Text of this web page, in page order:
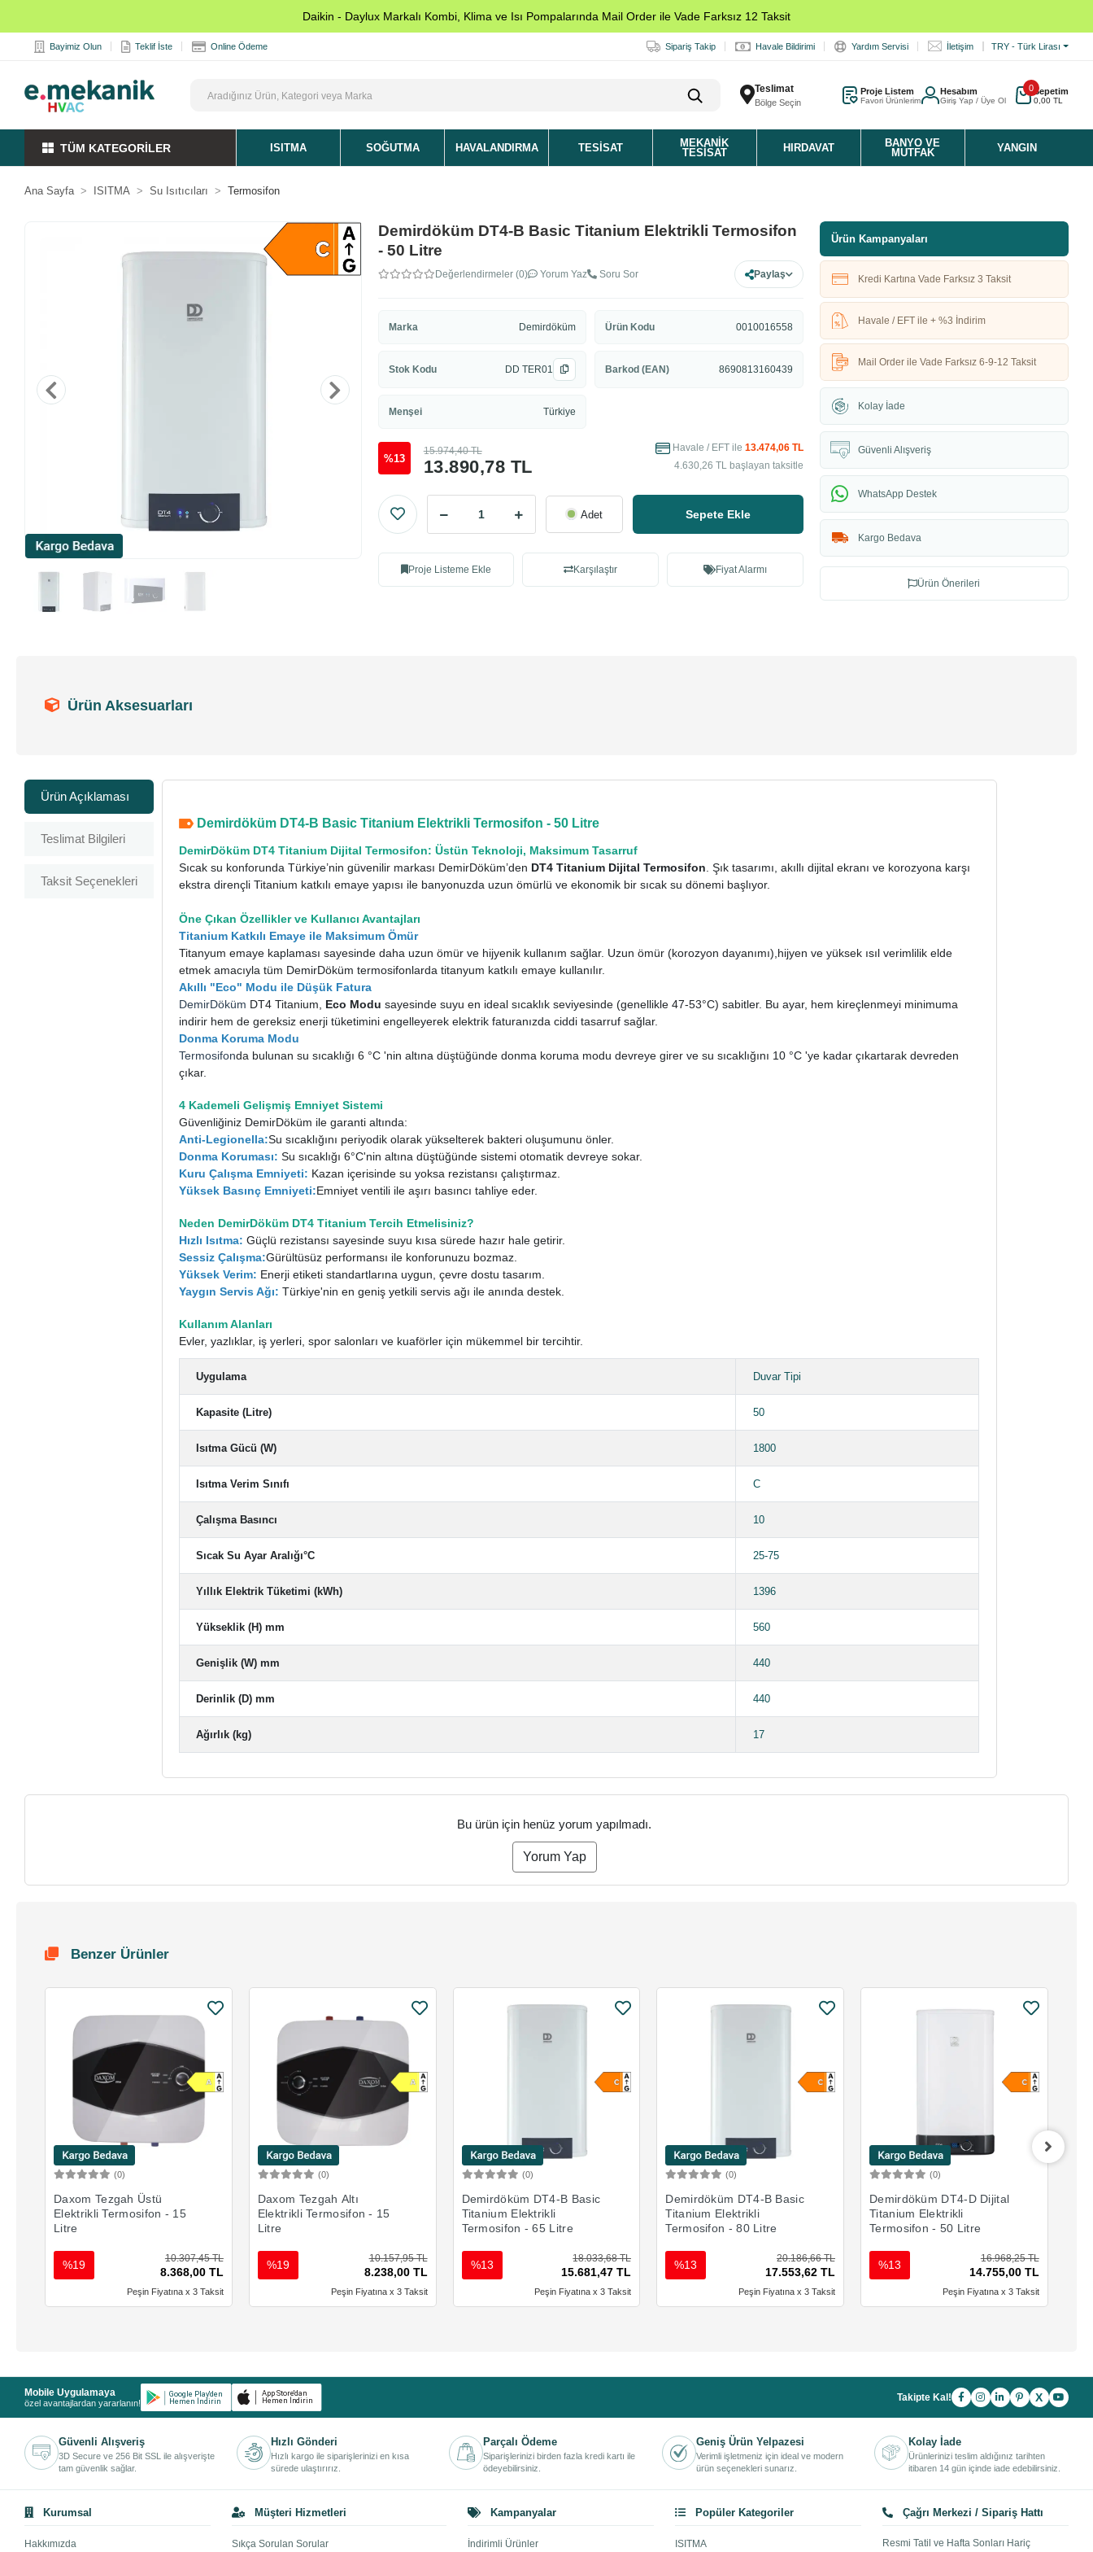
Daikin - Daylux Markalı Kombi, Klima ve Isı Pompalarında Mail Order ile Vade Farksız 12 Taksit
Bayimiz Olun Teklif İste Online Ödeme Sipariş Takip Havale Bildirimi Yardım Servisi İletişim TRY - Türk Lirası
Teslimat
Bölge Seçin
Proje Listem
Favori Ürünlerim
Hesabım
Giriş Yap / Üye Ol
0Sepetim
0,00 TL
TÜM KATEGORİLER ISITMA SOĞUTMA HAVALANDIRMA TESISAT
MEKANIK
TESISAT
HIRDAVAT
BANYO VE
MUTFAK
YANGIN
Ana Sayfa ISITMA Su Isıtıcıları Termosifon
Demirdöküm DT4-B Basic Titanium Elektrikli Termosifon
- 50 Litre
Değerlendirmeler (0) Yorum Yaz Soru Sor Paylaş
Marka Demirdöküm Ürün Kodu 0010016558
Stok Kodu DD TER01 Barkod (EAN) 8690813160439
Menşei Türkiye
%13 13.890,78 TL
15.974,40 TL Havale / EFT ile 13.474,06 TL
4.630,26 TL başlayan taksitle
Adet Sepete Ekle
Proje Listeme Ekle Karşılaştır Fiyat Alarmı
Ürün Kampanyaları
Kredi Kartına Vade Farksız 3 Taksit
Havale / EFT ile + %3 İndirim
Mail Order ile Vade Farksız 6-9-12 Taksit
Kolay İade
Güvenli Alışveriş
WhatsApp Destek
Kargo Bedava
Ürün Önerileri
Ürün Aksesuarları
Ürün Açıklaması
Teslimat Bilgileri
Taksit Seçenekleri
Demirdöküm DT4-B Basic Titanium Elektrikli Termosifon - 50 Litre
DemirDöküm DT4 Titanium Dijital Termosifon: Üstün Teknoloji, Maksimum Tasarruf
Sıcak su konforunda Türkiye’nin güvenilir markası DemirDöküm’den DT4 Titanium Dijital Termosifon . Şık tasarımı, akıllı dijital ekranı ve korozyona karşı
ekstra dirençli Titanium katkılı emaye yapısı ile banyonuzda uzun ömürlü ve ekonomik bir sıcak su dönemi başlıyor.
Öne Çıkan Özellikler ve Kullanıcı Avantajları
Titanium Katkılı Emaye ile Maksimum Ömür
Titanyum emaye kaplaması sayesinde daha uzun ömür ve hijyenik kullanım sağlar. Uzun ömür (korozyon dayanımı),hijyen ve yüksek ısıl verimlilik elde
etmek amacıyla tüm DemirDöküm termosifonlarda titanyum katkılı emaye kullanılır.
Akıllı "Eco" Modu ile Düşük Fatura
DemirDöküm DT4 Titanium, Eco Modu sayesinde suyu en ideal sıcaklık seviyesinde (genellikle 47-53°C) sabitler. Bu ayar, hem kireçlenmeyi minimuma
indirir hem de gereksiz enerji tüketimini engelleyerek elektrik faturanızda ciddi tasarruf sağlar.
Donma Koruma Modu
Termosifonda bulunan su sıcaklığı 6 °C 'nin altına düştüğünde donma koruma modu devreye girer ve su sıcaklığını 10 °C 'ye kadar çıkartarak devreden
çıkar.
4 Kademeli Gelişmiş Emniyet Sistemi
Güvenliğiniz DemirDöküm ile garanti altında:
Anti-Legionella:Su sıcaklığını periyodik olarak yükselterek bakteri oluşumunu önler.
Donma Koruması: Su sıcaklığı 6°C'nin altına düştüğünde sistemi otomatik devreye sokar.
Kuru Çalışma Emniyeti: Kazan içerisinde su yoksa rezistansı çalıştırmaz.
Yüksek Basınç Emniyeti:Emniyet ventili ile aşırı basıncı tahliye eder.
Neden DemirDöküm DT4 Titanium Tercih Etmelisiniz?
Hızlı Isıtma: Güçlü rezistansı sayesinde suyu kısa sürede hazır hale getirir.
Sessiz Çalışma:Gürültüsüz performansı ile konforunuzu bozmaz.
Yüksek Verim: Enerji etiketi standartlarına uygun, çevre dostu tasarım.
Yaygın Servis Ağı: Türkiye'nin en geniş yetkili servis ağı ile anında destek.
Kullanım Alanları
Evler, yazlıklar, iş yerleri, spor salonları ve kuaförler için mükemmel bir tercihtir.
Uygulama Duvar Tipi
Kapasite (Litre) 50
Isıtma Gücü (W) 1800
Isıtma Verim Sınıfı C
Çalışma Basıncı 10
Sıcak Su Ayar Aralığı°C 25-75
Yıllık Elektrik Tüketimi (kWh) 1396
Yükseklik (H) mm 560
Genişlik (W) mm 440
Derinlik (D) mm 440
Ağırlık (kg) 17
Bu ürün için henüz yorum yapılmadı.
Yorum Yap
Benzer Ürünler
(0)
Daxom Tezgah Üstü
Elektrikli Termosifon - 15
Litre
10.307,45 TL
8.368,00 TL
%19
Peşin Fiyatına x 3 Taksit
(0)
Daxom Tezgah Altı
Elektrikli Termosifon - 15
Litre
10.157,95 TL
8.238,00 TL
%19
Peşin Fiyatına x 3 Taksit
(0)
Demirdöküm DT4-B Basic
Titanium Elektrikli
Termosifon - 65 Litre
18.033,68 TL
15.681,47 TL
%13
Peşin Fiyatına x 3 Taksit
(0)
Demirdöküm DT4-B Basic
Titanium Elektrikli
Termosifon - 80 Litre
20.186,66 TL
17.553,62 TL
%13
Peşin Fiyatına x 3 Taksit
(0)
Demirdöküm DT4-D Dijital
Titanium Elektrikli
Termosifon - 50 Litre
16.968,25 TL
14.755,00 TL
%13
Peşin Fiyatına x 3 Taksit
Mobile Uygulamaya
özel avantajlardan yararlanın! Takipte Kal! X
Güvenli Alışveriş
3D Secure ve 256 Bit SSL ile alışverişte
tam güvenlik sağlar.
Hızlı Gönderi
Hızlı kargo ile siparişlerinizi en kısa
sürede ulaştırırız.
Parçalı Ödeme
Siparişlerinizi birden fazla kredi kartı ile
ödeyebilirsiniz.
Geniş Ürün Yelpazesi
Verimli işletmeniz için ideal ve modern
ürün seçenekleri sunarız.
Kolay İade
Ürünlerinizi teslim aldığınız tarihten
itibaren 14 gün içinde iade edebilirsiniz.
Kurumsal
Hakkımızda
Müşteri Hizmetleri
Sıkça Sorulan Sorular
Kampanyalar
İndirimli Ürünler
Popüler Kategoriler
ISITMA
Çağrı Merkezi / Sipariş Hattı
Resmi Tatil ve Hafta Sonları Hariç